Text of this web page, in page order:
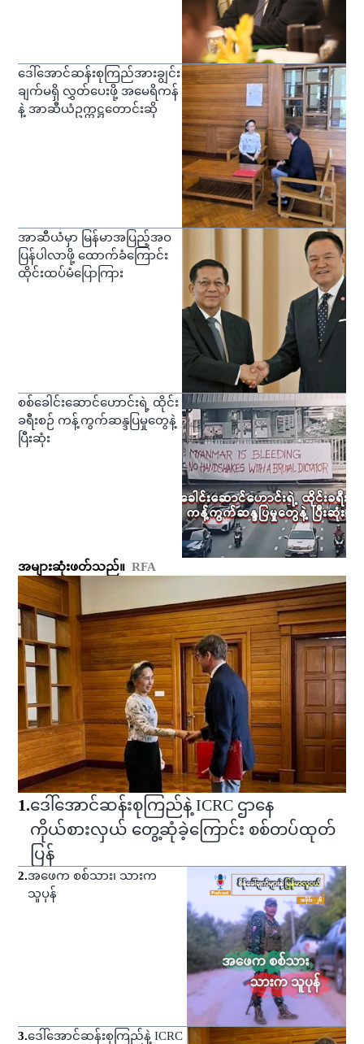
ဒေါ်အောင်ဆန်းစုကြည်အားချွင်း
ချက်မရှိ လွှတ်ပေးဖို့ အမေရိကန်
နဲ့ အာဆီယံဥက္ကဋ္ဌတောင်းဆို
အာဆီယံမှာ မြန်မာအပြည့်အဝ
ပြန်ပါလာဖို့ ထောက်ခံကြောင်း
ထိုင်းထပ်မံပြောကြား
စစ်ခေါင်းဆောင်ဟောင်းရဲ့ ထိုင်း
ခရီးစဉ် ကန့်ကွက်ဆန္ဒပြမှုတွေနဲ့
ပြီးဆုံး
အများဆုံးဖတ်သည်။ RFA
1.ဒေါ်အောင်ဆန်းစုကြည်နဲ့ ICRC ဌာနေ
ကိုယ်စားလှယ် တွေ့ဆုံခဲ့ကြောင်း စစ်တပ်ထုတ်
ပြန်
2.အဖေက စစ်သား၊ သားက
သူပုန်
3.ဒေါ်အောင်ဆန်းစုကြည်နဲ့ ICRC